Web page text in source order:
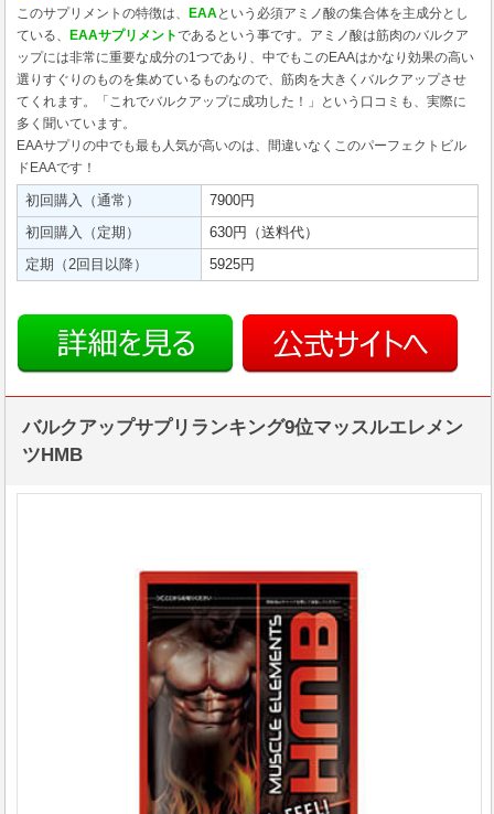
このサプリメントの特徴は、
EAA という必須アミノ酸の集合体を主成分とし
ている、
EAAサプリメントであるという事です。アミノ酸は筋肉のバルクア
ップには非常に重要な成分の1つであり、中でもこのEAAはかなり効果の高い
選りすぐりのものを集めているものなので、筋肉を大きくバルクアップさせ
てくれます。「これでバルクアップに成功した！」という口コミも、実際に
多く聞いています。
EAAサプリの中でも最も人気が高いのは、間違いなくこのパーフェクトビル
ドEAAです！
初回購入（通常）
7900円
初回購入（定期）
630円（送料代）
定期（2回目以降）
5925円
バルクアップサプリランキング9位マッスルエレメン
ツHMB